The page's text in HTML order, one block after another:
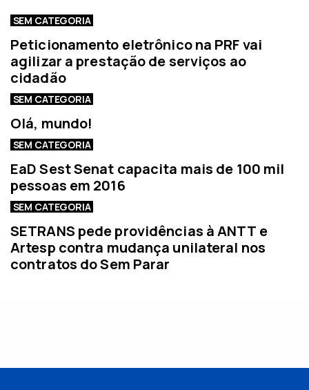
r
t
í
c
i
a
SEM CATEGORIA
Peticionamento eletrônico na PRF vai
agilizar a prestação de serviços ao
cidadão
SEM CATEGORIA
Olá, mundo!
SEM CATEGORIA
EaD Sest Senat capacita mais de 100 mil
pessoas em 2016
SEM CATEGORIA
SETRANS pede providências à ANTT e
Artesp contra mudança unilateral nos
contratos do Sem Parar